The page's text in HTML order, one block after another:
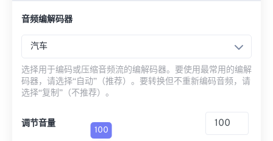
音频编解码器
汽车
选择用于编码或压缩音频流的编解码器。要使用最常用的编解
码器，请选择“自动”（推荐）。要转换但不重新编码音频，请
选择“复制”（不推荐）。
调节音量
100